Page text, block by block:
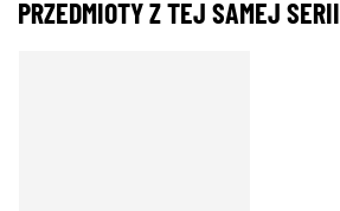
PRZEDMIOTY Z TEJ SAMEJ SERII